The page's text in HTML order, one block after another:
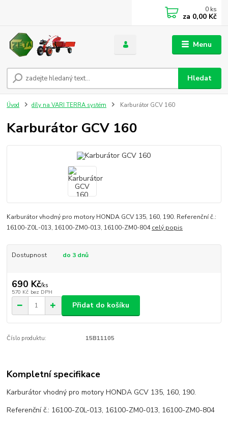
Menu
Hledat
0 ks
za 0,00 Kč
Úvod díly na VARI TERRA systém Karburátor GCV 160
Karburátor GCV 160
Karburátor vhodný pro motory HONDA GCV 135, 160, 190. Referenční č.:
16100-Z0L-013, 16100-ZM0-013, 16100-ZM0-804celý popis
Dostupnost do 3 dnů
690 Kč/ks
570 Kč bez DPH
Přidat do košíku
Číslo produktu: 15B11105
Kompletní specifikace
Karburátor vhodný pro motory HONDA GCV 135, 160, 190.
Referenční č.: 16100-Z0L-013, 16100-ZM0-013, 16100-ZM0-804